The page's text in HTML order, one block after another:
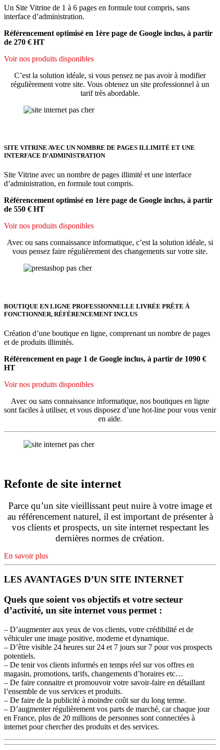
Un Site Vitrine de 1 à 6 pages en formule tout compris, sans
interface d’administration.
Référencement optimisé en 1ère page de Google inclus, à partir
de 270 € HT
Voir nos produits disponibles
C’est la solution idéale, si vous pensez ne pas avoir à modifier
régulièrement votre site. Vous obtenez un site professionnel à un
tarif très abordable.
SITE VITRINE AVEC UN NOMBRE DE PAGES ILLIMITÉ ET UNE
INTERFACE D’ADMINISTRATION
Site Vitrine avec un nombre de pages illimité et une interface
d’administration, en formule tout compris.
Référencement optimisé en 1ère page de Google inclus, à partir
de 550 € HT
Voir nos produits disponibles
Avec ou sans connaissance informatique, c’est la solution idéale, si
vous pensez faire régulièrement des changements sur votre site.
BOUTIQUE EN LIGNE PROFESSIONNELLE LIVRÉE PRÊTE À
FONCTIONNER, RÉFÉRENCEMENT INCLUS
Création d’une boutique en ligne, comprenant un nombre de pages
et de produits illimités.
Référencement en page 1 de Google inclus, à partir de 1090 €
HT
Voir nos produits disponibles
Avec ou sans connaissance informatique, nos boutiques en ligne
sont faciles à utiliser, et vous disposez d’une hot-line pour vous venir
en aide.
Refonte de site internet
Parce qu’un site vieillissant peut nuire à votre image et
au référencement naturel, il est important de présenter à
vos clients et prospects, un site internet respectant les
dernières normes de création.
En savoir plus
LES AVANTAGES D’UN SITE INTERNET
Quels que soient vos objectifs et votre secteur
d’activité, un site internet vous permet :
– D’augmenter aux yeux de vos clients, votre crédibilité et de
véhiculer une image positive, moderne et dynamique.
– D’être visible 24 heures sur 24 et 7 jours sur 7 pour vos prospects
potentiels.
– De tenir vos clients informés en temps réel sur vos offres en
magasin, promotions, tarifs, changements d’horaires etc…
– De faire connaitre et promouvoir votre savoir-faire en détaillant
l’ensemble de vos services et produits.
– De faire de la publicité à moindre coût sur du long terme.
– D’augmenter régulièrement vos parts de marché, car chaque jour
en France, plus de 20 millions de personnes sont connectées à
internet pour chercher des produits et des services.